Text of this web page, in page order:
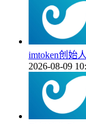
imtoken创始
2026-08-09